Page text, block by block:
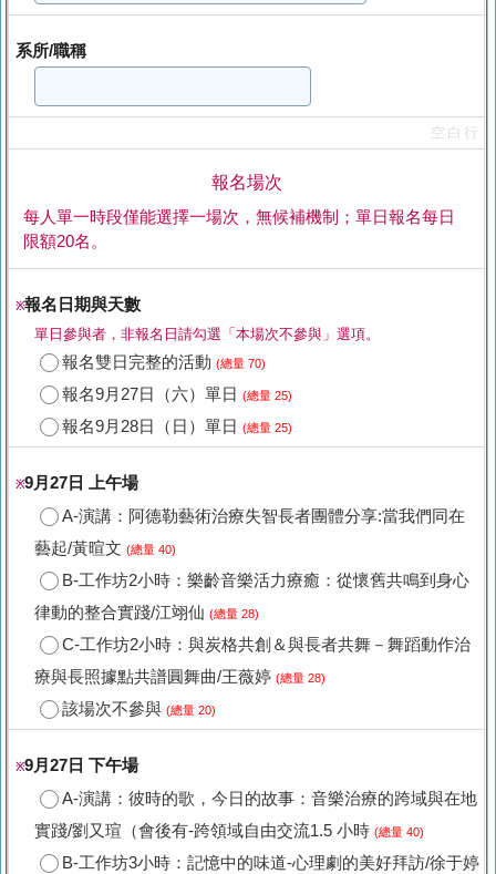
系所/職稱
空白行
報名場次
每人單一時段僅能選擇一場次，無候補機制；單日報名每日
限額20名。
※報名日期與天數
單日參與者，非報名日請勾選「本場次不參與」選項。
報名雙日完整的活動 (總量 70)
報名9月27日（六）單日 (總量 25)
報名9月28日（日）單日 (總量 25)
※9月27日 上午場
A-演講：阿德勒藝術治療失智長者團體分享:當我們同在
藝起/黃暄文 (總量 40)
B-工作坊2小時：樂齡音樂活力療癒：從懷舊共鳴到身心
律動的整合實踐/江翊仙 (總量 28)
C-工作坊2小時：與炭格共創＆與長者共舞－舞蹈動作治
療與長照據點共譜圓舞曲/王薇婷 (總量 28)
該場次不參與 (總量 20)
※9月27日 下午場
A-演講：彼時的歌，今日的故事：音樂治療的跨域與在地
實踐/劉又瑄（會後有-跨領域自由交流1.5 小時 (總量 40)
B-工作坊3小時：記憶中的味道-心理劇的美好拜訪/徐于婷